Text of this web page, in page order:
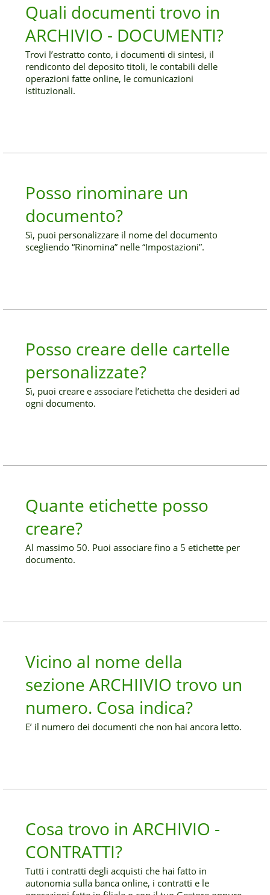
Quali documenti trovo in
ARCHIVIO - DOCUMENTI?
Trovi l’estratto conto, i documenti di sintesi, il
rendiconto del deposito titoli, le contabili delle
operazioni fatte online, le comunicazioni
istituzionali.
Posso rinominare un
documento?
Sì, puoi personalizzare il nome del documento
scegliendo “Rinomina” nelle “Impostazioni”.
Posso creare delle cartelle
personalizzate?
Sì, puoi creare e associare l’etichetta che desideri ad
ogni documento.
Quante etichette posso
creare?
Al massimo 50. Puoi associare fino a 5 etichette per
documento.
Vicino al nome della
sezione ARCHIIVIO trovo un
numero. Cosa indica?
E’ il numero dei documenti che non hai ancora letto.
Cosa trovo in ARCHIVIO -
CONTRATTI?
Tutti i contratti degli acquisti che hai fatto in
autonomia sulla banca online, i contratti e le